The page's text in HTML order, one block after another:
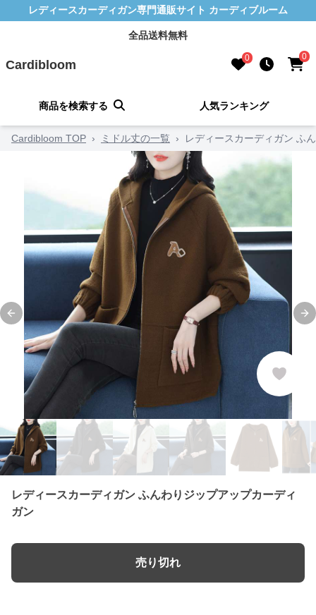
レディースカーディガン専門通販サイト カーディブルーム
全品送料無料
Cardibloom 0 0
商品を検索する 人気ランキング
Cardibloom TOP › ミドル丈の一覧 › レディースカーディガン ふ
Previous slide
レディースカーディガン ふんわりジップアップカーディ
ガン
売り切れ